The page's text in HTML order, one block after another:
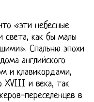
«эти небесные
света, как бы малы
Спальню эпохи
английского
и клавикордами,
XVIII и века, так
переселенцев в